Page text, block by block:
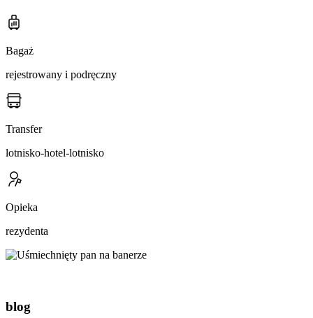
Bagaż
rejestrowany i podręczny
Transfer
lotnisko-hotel-lotnisko
Opieka
rezydenta
blog